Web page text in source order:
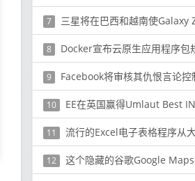
7 三星将在巴西和越南使Galaxy Z Fold2
8 Docker宣布云原生应用程序包
9 Facebook将审核其仇恨言论控
10 EE在英国赢得Umlaut Best IN TEST移
11 流行的Excel电子表格程序从大型数据集中探
12 这个隐藏的谷歌Google Maps技巧可帮助您预